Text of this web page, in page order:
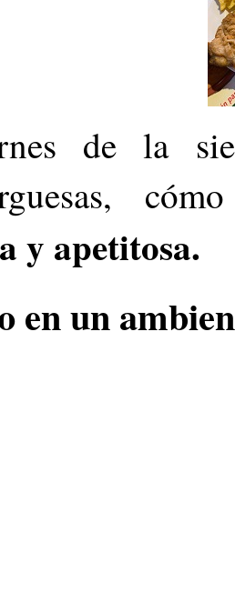
de la
y apetitosa.
en un